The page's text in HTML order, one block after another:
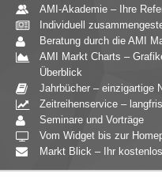
AMI-Akademie – Ihre
Individuell
Beratung durch die AMI
AMI Markt Charts –
Überblick
Jahrbücher – einzigartige
Zeitreihenservice –
Seminare und Vorträge
Vom Widget bis zur
Markt Blick – Ihr